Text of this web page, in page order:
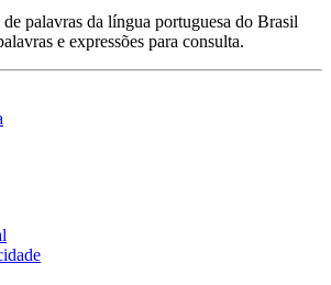
palavras da língua portuguesa do Brasil
e expressões para consulta.